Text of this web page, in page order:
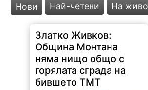
Нови Най-четени На живо
Златко Живков:
Община Монтана
няма нищо общо с
горялата сграда на
бившето ТМТ